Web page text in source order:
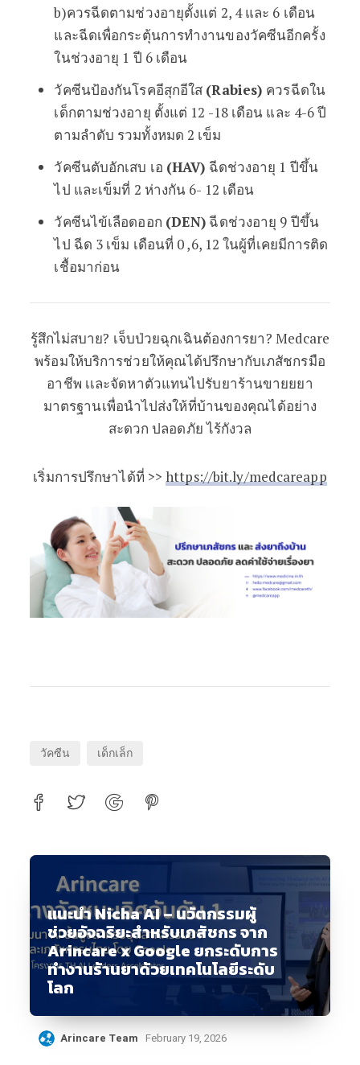
b)ควรฉีดตามช่วงอายุตั้งแต่ 2, 4 และ 6 เดือน
และฉีดเพื่อกระตุ้นการทำงานของวัคซีนอีกครั้ง
ในช่วงอายุ 1 ปี 6 เดือน
วัคซีนป้องกันโรคอีสุกอีใส (Rabies) ควรฉีดใน
เด็กตามช่วงอายุ ตั้งแต่ 12 -18 เดือน และ 4-6 ปี
ตามลำดับ รวมทั้งหมด 2 เข็ม
วัคซีนตับอักเสบ เอ (HAV) ฉีดช่วงอายุ 1 ปีขึ้น
ไป และเข็มที่ 2 ห่างกัน 6- 12 เดือน
วัคซีนไข้เลือดออก (DEN) ฉีดช่วงอายุ 9 ปีขึ้น
ไป ฉีด 3 เข็ม เดือนที่ 0 ,6, 12 ในผู้ที่เคยมีการติด
เชื้อมาก่อน
รู้สึกไม่สบาย? เจ็บป่วยฉุกเฉินต้องการยา? Medcare
พร้อมให้บริการช่วยให้คุณได้ปรึกษากับเภสัชกรมือ
อาชีพ เเละจัดหาตัวแทนไปรับยาร้านขายยยา
มาตรฐานเพื่อนำไปส่งให้ที่บ้านของคุณได้อย่าง
สะดวก ปลอดภัย ไร้กังวล
เริ่มการปรึกษาได้ที่ >>https://bit.ly/medcareapp
วัคซีน เด็กเล็ก
แนะนำ Nicha AI – นวัตกรรมผู้
ช่วยอัจฉริยะสำหรับเภสัชกร จาก
Arincare x Google ยกระดับการ
ทำงานร้านยาด้วยเทคโนโลยีระดับ
โลก
Arincare Team February 19, 2026